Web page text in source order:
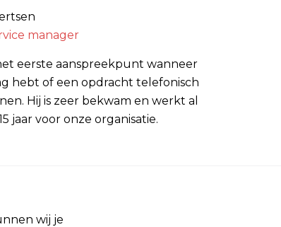
manager
eerste aanspreekpunt wanneer
hebt of een opdracht telefonisch
Hij is zeer bekwam en werkt al
jaar voor onze organisatie.
wij je